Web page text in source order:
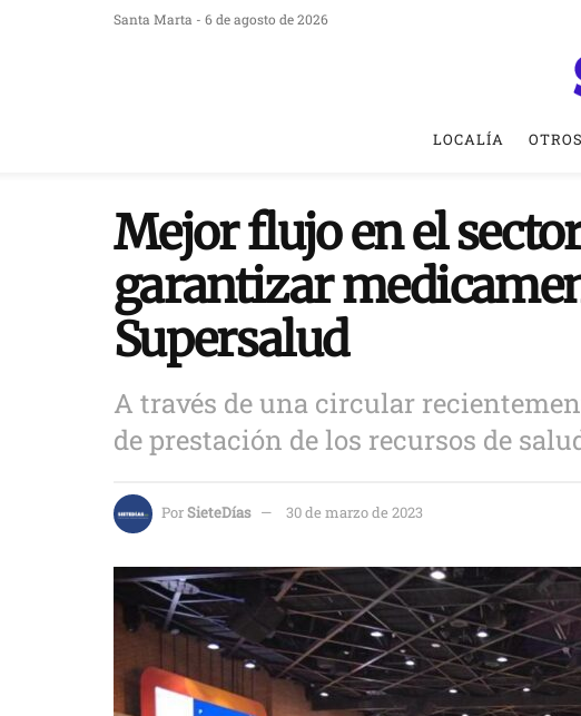
Santa Marta - 6 de agosto de 2026
LOCALÍA
Mejor flujo en el
garantizar
Supersalud
A través de una circular
de prestación de los recursos de
PorSieteDías 30 de marzo de 2023